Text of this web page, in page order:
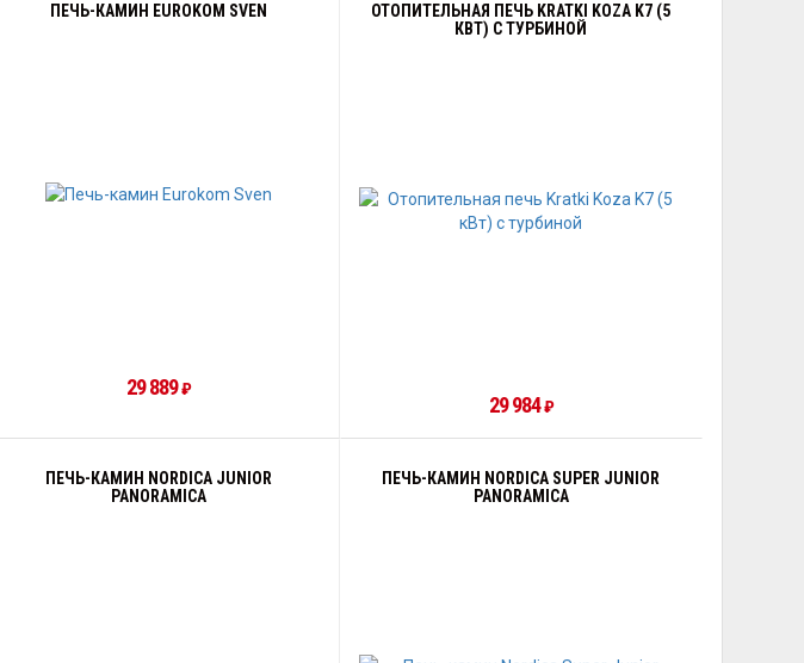
ПЕЧЬ-КАМИН EUROKOM SVEN
29 889₽
ОТОПИТЕЛЬНАЯ ПЕЧЬ KRATKI KOZA K7 (5
КВТ) С ТУРБИНОЙ
29 984₽
ПЕЧЬ-КАМИН NORDICA JUNIOR
PANORAMICA
ПЕЧЬ-КАМИН NORDICA SUPER JUNIOR
PANORAMICA